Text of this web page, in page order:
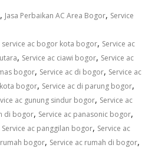
, Jasa Perbaikan AC Area Bogor, Service
service ac bogor kota bogor, Service ac
, Service ac ciawi bogor, Service ac
bogor, Service ac di bogor, Service ac
bogor, Service ac di parung bogor,
ac gunung sindur bogor, Service ac
di bogor, Service ac panasonic bogor,
Service ac panggilan bogor, Service ac
rumah bogor, Service ac rumah di bogor,